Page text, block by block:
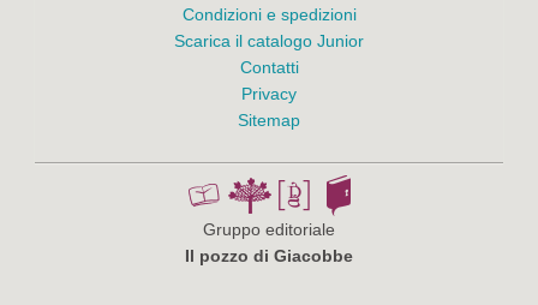
Condizioni e spedizioni
Scarica il catalogo Junior
Contatti
Privacy
Sitemap
Gruppo editoriale
Il pozzo di Giacobbe